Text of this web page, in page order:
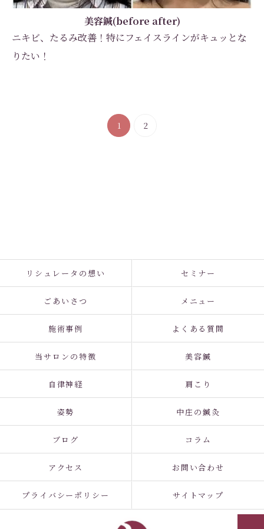
美容鍼(before after)
ニキビ、たるみ改善！特にフェイスラインがキュッとな
りたい！
1 2
リシュレータの想い セミナー
ごあいさつ メニュー
施術事例 よくある質問
当サロンの特徴 美容鍼
自律神経 肩こり
姿勢 中庄の鍼灸
ブログ コラム
アクセス お問い合わせ
プライバシーポリシー サイトマップ